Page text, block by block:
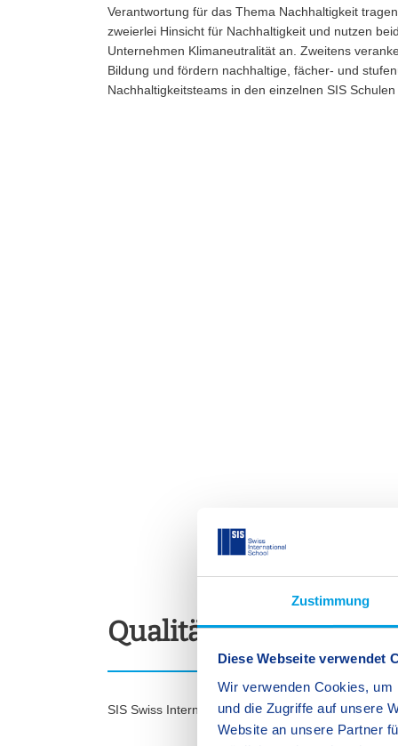
Zustimmung
Diese Webseite verwendet
Wir verwenden Cookies,
und die Zugriffe auf unsere
Website an unsere Partner
Verantwortung für das Thema Nachhaltigkeit
zweierlei Hinsicht für Nachhaltigkeit und nutzen
Unternehmen Klimaneutralität an. Zweitens
Bildung und fördern nachhaltige, fächer- und
Nachhaltigkeitsteams in den einzelnen SIS Schulen
Qualitätspolitik
SIS Swiss International School gewährleistet hohe